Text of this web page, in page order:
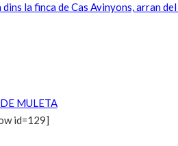
dins la finca de Cas Avinyons, arran
MULETA
id=129]